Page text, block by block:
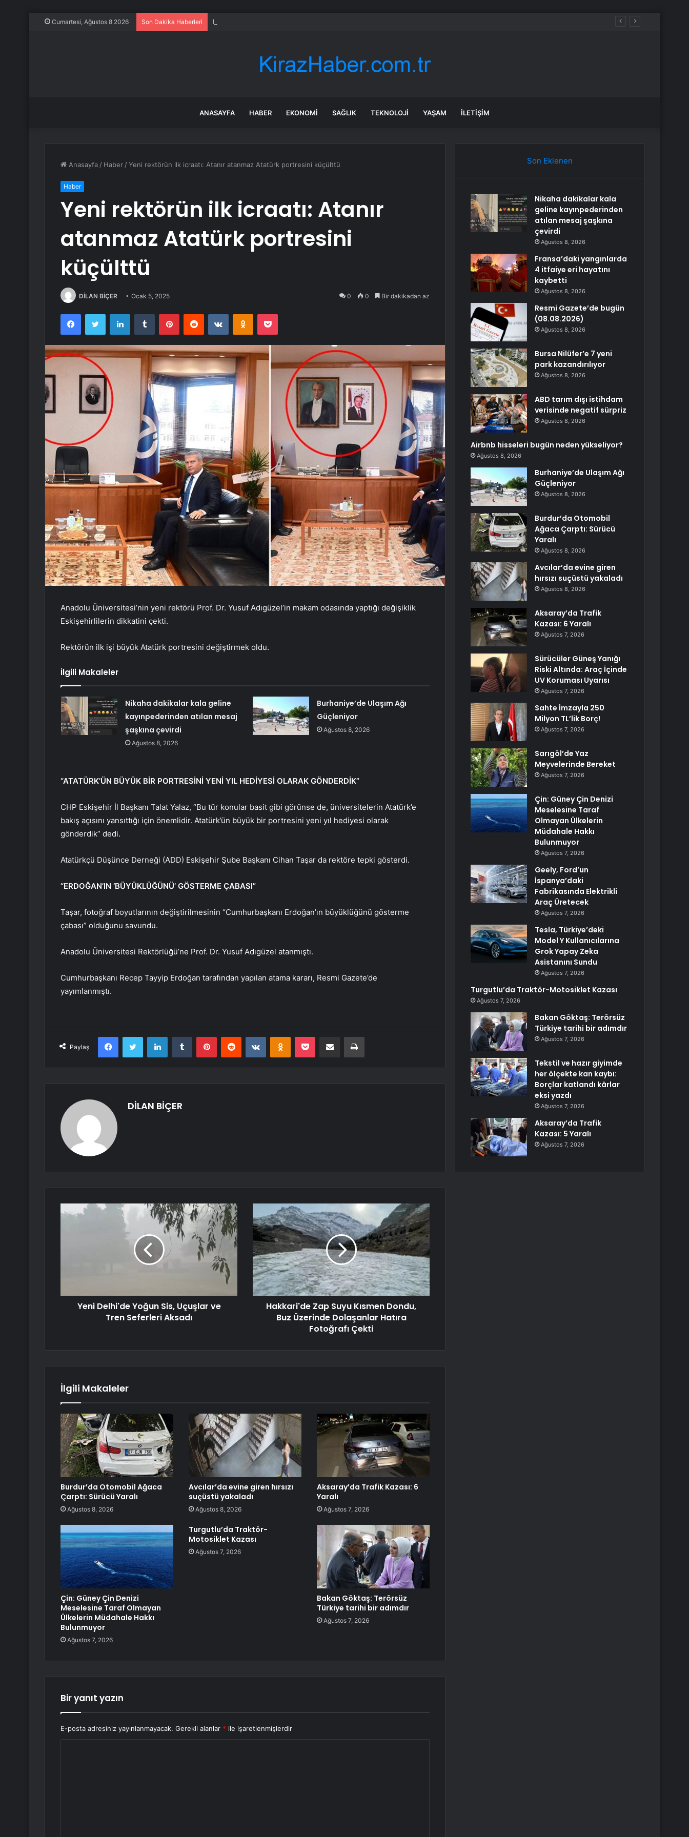
Cumartesi, Ağustos 8 2026 Son Dakika Haberleri Fransa’daki yangınlarda 4 itfaiye eri hayatını kaybetti
ANASAYFA HABER EKONOMI SAĞLIK TEKNOLOJI YAŞAM İLETIŞIM
Anasayfa / Haber /Yeni rektörün ilk icraatı: Atanır atanmaz Atatürk portresini küçülttü
Haber
Yeni rektörün ilk icraatı: Atanır
atanmaz Atatürk portresini
küçülttü
DİLAN BİÇER Ocak 5, 2025 0 0 Bir dakikadan az
FacebookTwitter LinkedInTumblr PinterestReddit VKontakteOdnoklassniki
Pocket
Anadolu Üniversitesi’nin yeni rektörü Prof. Dr. Yusuf Adıgüzel’in makam odasında yaptığı değişiklik
Eskişehirlilerin dikkatini çekti.
Rektörün ilk işi büyük Atatürk portresini değiştirmek oldu.
İlgili Makaleler
Nikaha dakikalar kala geline
kayınpederinden atılan mesaj
şaşkına çevirdi
Ağustos 8, 2026
Burhaniye’de Ulaşım Ağı
Güçleniyor
Ağustos 8, 2026
“ATATÜRK’ÜN BÜYÜK BİR PORTRESİNİ YENİ YIL HEDİYESİ OLARAK GÖNDERDİK”
CHP Eskişehir İl Başkanı Talat Yalaz, “Bu tür konular basit gibi görünse de, üniversitelerin Atatürk’e
bakış açısını yansıttığı için önemlidir. Atatürk’ün büyük bir portresini yeni yıl hediyesi olarak
gönderdik” dedi.
Atatürkçü Düşünce Derneği (ADD) Eskişehir Şube Başkanı Cihan Taşar da rektöre tepki gösterdi.
“ERDOĞAN’IN ‘BÜYÜKLÜĞÜNÜ’ GÖSTERME ÇABASI”
Taşar, fotoğraf boyutlarının değiştirilmesinin “Cumhurbaşkanı Erdoğan’ın büyüklüğünü gösterme
çabası” olduğunu savundu.
Anadolu Üniversitesi Rektörlüğü’ne Prof. Dr. Yusuf Adıgüzel atanmıştı.
Cumhurbaşkanı Recep Tayyip Erdoğan tarafından yapılan atama kararı, Resmi Gazete’de
yayımlanmıştı.
Paylaş
FacebookTwitter LinkedInTumblr PinterestReddit VKontakteOdnoklassniki
Pocket E-Posta ile paylaş Yazdır
DİLAN BİÇER
Yeni Delhi'de Yoğun Sis, Uçuşlar ve
Tren Seferleri Aksadı
Hakkari'de Zap Suyu Kısmen Dondu,
Buz Üzerinde Dolaşanlar Hatıra
Fotoğrafı Çekti
İlgili Makaleler
Burdur’da Otomobil Ağaca
Çarptı: Sürücü Yaralı
Ağustos 8, 2026
Avcılar’da evine giren hırsızı
suçüstü yakaladı
Ağustos 8, 2026
Aksaray’da Trafik Kazası: 6
Yaralı
Ağustos 7, 2026
Çin: Güney Çin Denizi
Meselesine Taraf Olmayan
Ülkelerin Müdahale Hakkı
Bulunmuyor
Ağustos 7, 2026
Turgutlu’da Traktör-
Motosiklet Kazası
Ağustos 7, 2026
Bakan Göktaş: Terörsüz
Türkiye tarihi bir adımdır
Ağustos 7, 2026
Bir yanıt yazın
E-posta adresiniz yayınlanmayacak. Gerekli alanlar * ile işaretlenmişlerdir
Son Eklenen
Nikaha dakikalar kala
geline kayınpederinden
atılan mesaj şaşkına
çevirdi
Ağustos 8, 2026
Fransa’daki yangınlarda
4 itfaiye eri hayatını
kaybetti
Ağustos 8, 2026
Resmi Gazete’de bugün
(08.08.2026)
Ağustos 8, 2026
Bursa Nilüfer’e 7 yeni
park kazandırılıyor
Ağustos 8, 2026
ABD tarım dışı istihdam
verisinde negatif sürpriz
Ağustos 8, 2026
Airbnb hisseleri bugün neden yükseliyor?
Ağustos 8, 2026
Burhaniye’de Ulaşım Ağı
Güçleniyor
Ağustos 8, 2026
Burdur’da Otomobil
Ağaca Çarptı: Sürücü
Yaralı
Ağustos 8, 2026
Avcılar’da evine giren
hırsızı suçüstü yakaladı
Ağustos 8, 2026
Aksaray’da Trafik
Kazası: 6 Yaralı
Ağustos 7, 2026
Sürücüler Güneş Yanığı
Riski Altında: Araç İçinde
UV Koruması Uyarısı
Ağustos 7, 2026
Sahte İmzayla 250
Milyon TL’lik Borç!
Ağustos 7, 2026
Sarıgöl’de Yaz
Meyvelerinde Bereket
Ağustos 7, 2026
Çin: Güney Çin Denizi
Meselesine Taraf
Olmayan Ülkelerin
Müdahale Hakkı
Bulunmuyor
Ağustos 7, 2026
Geely, Ford’un
İspanya’daki
Fabrikasında Elektrikli
Araç Üretecek
Ağustos 7, 2026
Tesla, Türkiye’deki
Model Y Kullanıcılarına
Grok Yapay Zeka
Asistanını Sundu
Ağustos 7, 2026
Turgutlu’da Traktör-Motosiklet Kazası
Ağustos 7, 2026
Bakan Göktaş: Terörsüz
Türkiye tarihi bir adımdır
Ağustos 7, 2026
Tekstil ve hazır giyimde
her ölçekte kan kaybı:
Borçlar katlandı kârlar
eksi yazdı
Ağustos 7, 2026
Aksaray’da Trafik
Kazası: 5 Yaralı
Ağustos 7, 2026